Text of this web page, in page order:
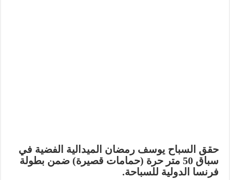
حقق السباح يوسف رمضان الميدالية الفضية في
سباق 50 متر حرة (حمامات قصيرة) ضمن بطولة
فرنسا الدولية للسباحة.